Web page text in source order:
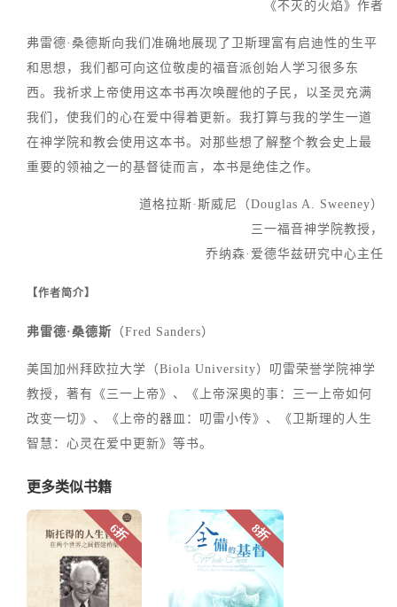
《不灭的火焰》作者
弗雷德·桑德斯向我们准确地展现了卫斯理富有启迪性的生平
和思想，我们都可向这位敬虔的福音派创始人学习很多东
西。我祈求上帝使用这本书再次唤醒他的子民，以圣灵充满
我们，使我们的心在爱中得着更新。我打算与我的学生一道
在神学院和教会使用这本书。对那些想了解整个教会史上最
重要的领袖之一的基督徒而言，本书是绝佳之作。
道格拉斯·斯威尼（Douglas A. Sweeney）
三一福音神学院教授，
乔纳森·爱德华兹研究中心主任
【作者简介】
弗雷德·桑德斯 （Fred Sanders）
美国加州拜欧拉大学（Biola University）叨雷荣誉学院神学
教授，著有《三一上帝》、《上帝深奧的事：三一上帝如何
改变一切》、《上帝的器皿：叨雷小传》、《卫斯理的人生
智慧：心灵在爱中更新》等书。
更多类似书籍